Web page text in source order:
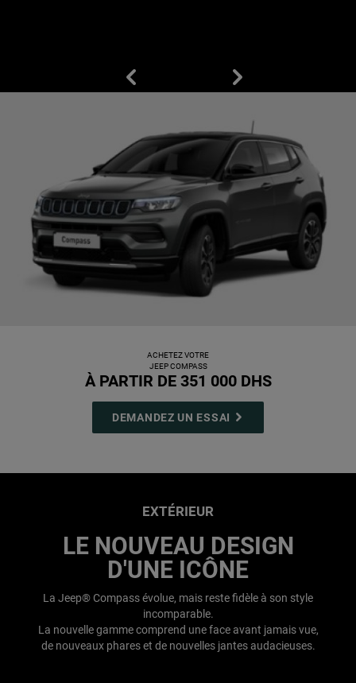
Previous Next
ACHETEZ VOTRE
JEEP COMPASS
À PARTIR DE 351 000 DHS
DEMANDEZ UN ESSAI
EXTÉRIEUR
LE NOUVEAU DESIGN
D'UNE ICÔNE
La Jeep® Compass évolue, mais reste fidèle à son style
incomparable.
La nouvelle gamme comprend une face avant jamais vue,
de nouveaux phares et de nouvelles jantes audacieuses.